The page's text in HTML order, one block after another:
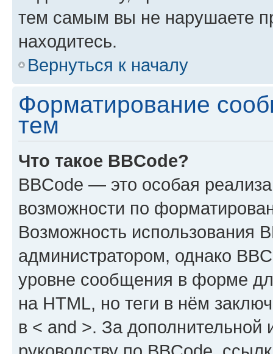
тем самым вы не нарушаете
находитесь.
Вернуться к началу
Форматирование
тем
Что такое BBCode?
BBCode — это особая
возможности по
Возможность использования
администратором, однако
уровне сообщения в форме
на HTML, но теги в нём
в < and >. За